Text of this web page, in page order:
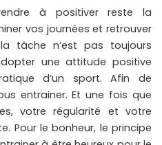
à positiver reste la
vos journées et retrouver
tâche n’est pas toujours
une attitude positive
d’un sport. Afin de
entrainer. Et une fois que
votre régularité et votre
Pour le bonheur, le principe